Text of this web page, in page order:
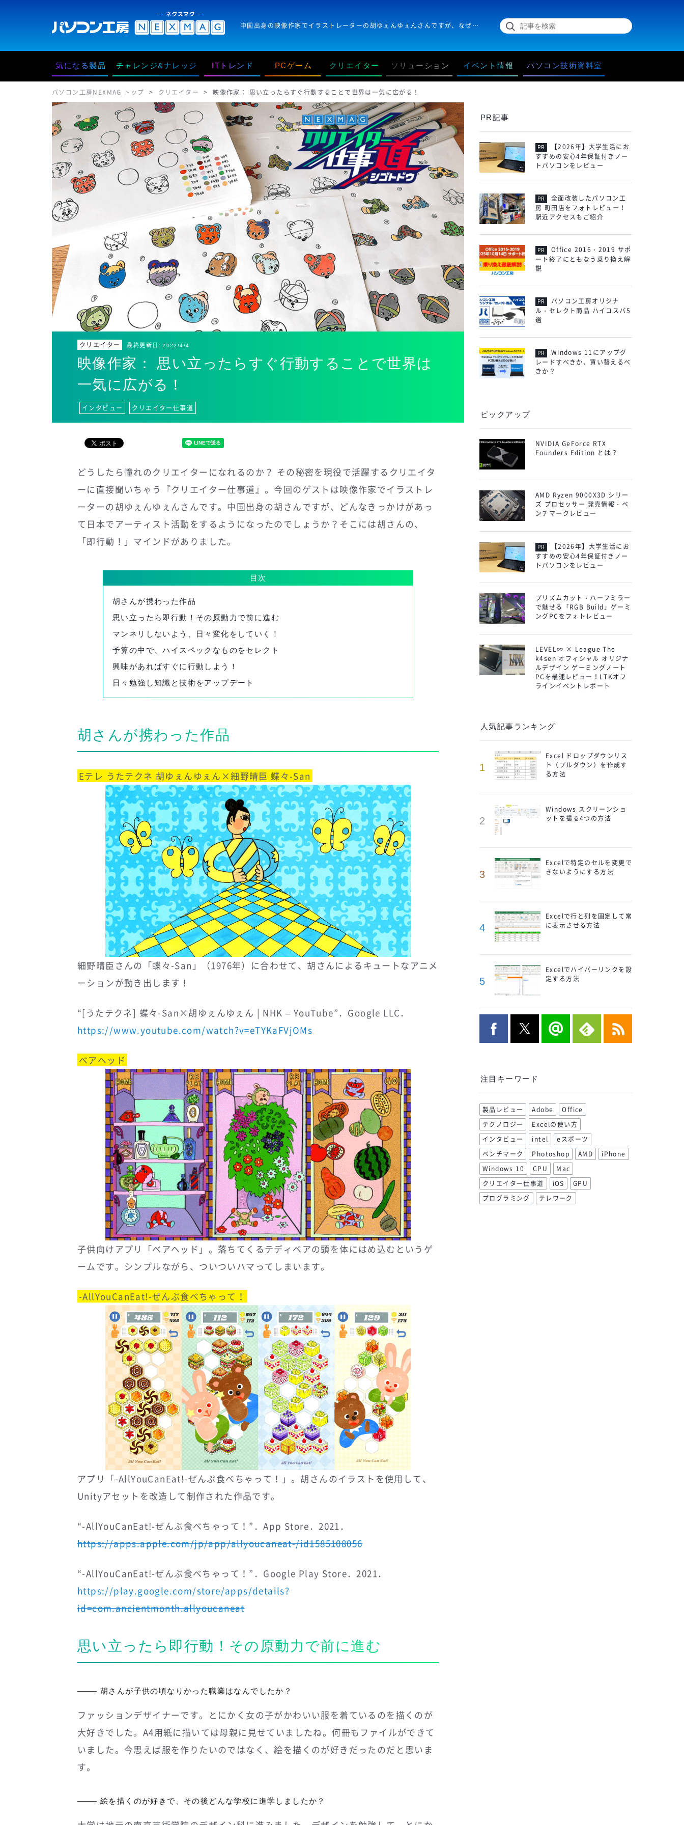
中国出身の映像作家でイラストレーターの胡ゆぇんゆぇんさんですが、なぜ日本でアーティスト活動をするようになったのでしょうか？胡さんの、「即行動！」マインドとクリエイターとしての歩みをインタビューしました。
気になる製品 チャレンジ&ナレッジ ITトレンド PCゲーム クリエイター ソリューション イベント情報 パソコン技術資料室
パソコン工房NEXMAG トップ クリエイター 映像作家： 思い立ったらすぐ行動することで世界は一気に広がる！
クリエイター 最終更新日:2022/4/4
映像作家： 思い立ったらすぐ行動することで世界は
一気に広がる！
インタビュー クリエイター仕事道
どうしたら憧れのクリエイターになれるのか？ その秘密を現役で活躍するクリエイタ
ーに直接聞いちゃう『クリエイター仕事道』。今回のゲストは映像作家でイラストレ
ーターの胡ゆぇんゆぇんさんです。中国出身の胡さんですが、どんなきっかけがあっ
て日本でアーティスト活動をするようになったのでしょうか？そこには胡さんの、
「即行動！」マインドがありました。
目次
胡さんが携わった作品
思い立ったら即行動！その原動力で前に進む
マンネリしないよう、日々変化をしていく！
予算の中で、ハイスペックなものをセレクト
興味があればすぐに行動しよう！
日々勉強し知識と技術をアップデート
胡さんが携わった作品
Eテレ うたテクネ 胡ゆぇんゆぇん×細野晴臣 蝶々-San
細野晴臣さんの「蝶々-San」（1976年）に合わせて、胡さんによるキュートなアニメ
ーションが動き出します！
“[うたテクネ] 蝶々-San×胡ゆぇんゆぇん | NHK – YouTube”．Google LLC．
https://www.youtube.com/watch?v=eTYKaFVjOMs
ベアヘッド
子供向けアプリ「ベアヘッド」。落ちてくるテディベアの頭を体にはめ込むというゲ
ームです。シンプルながら、ついついハマってしまいます。
-AllYouCanEat!-ぜんぶ食べちゃって！
アプリ「-AllYouCanEat!-ぜんぶ食べちゃって！」。胡さんのイラストを使用して、
Unityアセットを改造して制作された作品です。
“-AllYouCanEat!-ぜんぶ食べちゃって！”．App Store．2021．
https://apps.apple.com/jp/app/allyoucaneat-/id1585108056
“-AllYouCanEat!-ぜんぶ食べちゃって！”．Google Play Store．2021．
https://play.google.com/store/apps/details?
id=com.ancientmonth.allyoucaneat
思い立ったら即行動！その原動力で前に進む
胡さんが子供の頃なりかった職業はなんでしたか？
ファッションデザイナーです。とにかく女の子がかわいい服を着ているのを描くのが
大好きでした。A4用紙に描いては母親に見せていましたね。何冊もファイルができて
いました。今思えば服を作りたいのではなく、絵を描くのが好きだったのだと思いま
す。
絵を描くのが好きで、その後どんな学校に進学しましたか？
PR記事
【2026年】大学生活にお
すすめの安心4年保証付きノー
トパソコンをレビュー
全面改装したパソコン工
房 町田店をフォトレビュー！
駅近アクセスもご紹介
Office 2016・2019 サポ
ート終了にともなう乗り換え解
説
パソコン工房オリジナ
ル・セレクト商品 ハイコスパ5
選
Windows 11にアップグ
レードすべきか、買い替えるべ
きか？
ピックアップ
NVIDIA GeForce RTX
Founders Edition とは？
AMD Ryzen 9000X3D シリー
ズ プロセッサー 発売情報・ベ
ンチマークレビュー
【2026年】大学生活にお
すすめの安心4年保証付きノー
トパソコンをレビュー
プリズムカット・ハーフミラー
で魅せる「RGB Build」ゲーミ
ングPCをフォトレビュー
LEVEL∞ × League The
k4sen オフィシャル オリジナ
ルデザイン ゲーミングノート
PCを最速レビュー！LTKオフ
ラインイベントレポート
人気記事ランキング
1
Excel ドロップダウンリス
ト（プルダウン）を作成す
る方法
2
Windows スクリーンショ
ットを撮る4つの方法
3
Excelで特定のセルを変更で
きないようにする方法
4
Excelで行と列を固定して常
に表示させる方法
5
Excelでハイパーリンクを設
定する方法
注目キーワード
製品レビュー Adobe
Office
テクノロジー
Excelの使い方
インタビュー
intel
eスポーツ
ベンチマーク
Photoshop AMD
iPhone
Windows 10
CPU
Mac
クリエイター仕事道
iOS
GPU
プログラミング
テレワーク